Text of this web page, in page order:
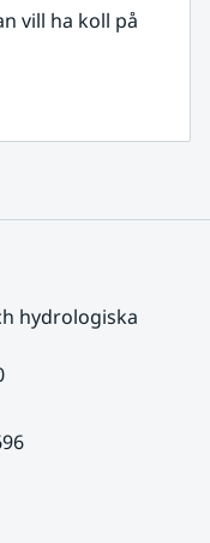
vill ha koll på
hydrologiska